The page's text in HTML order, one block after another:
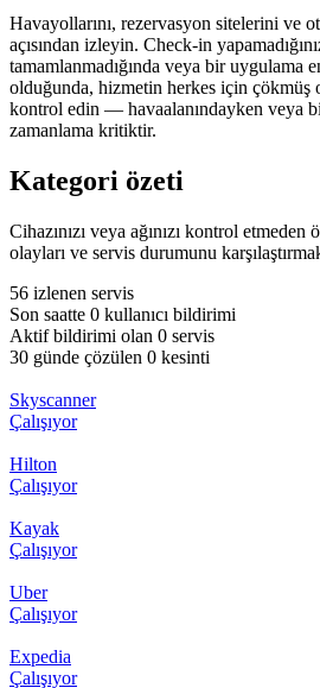
Havayollarını, rezervasyon sitelerini ve
açısından izleyin. Check-in
tamamlanmadığında veya bir uygulama
olduğunda, hizmetin herkes için çökmüş
kontrol edin — havaalanındayken veya
zamanlama kritiktir.
Kategori özeti
Cihazınızı veya ağınızı kontrol
olayları ve servis durumunu
56 izlenen servis
Son saatte 0 kullanıcı bildirimi
Aktif bildirimi olan 0 servis
30 günde çözülen 0 kesinti
Skyscanner
Çalışıyor
Hilton
Çalışıyor
Kayak
Çalışıyor
Uber
Çalışıyor
Expedia
Çalışıyor